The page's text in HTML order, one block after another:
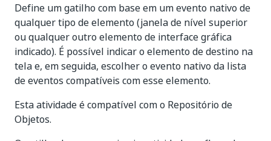
Define um gatilho com base em um evento nativo de
qualquer tipo de elemento (janela de nível superior
ou qualquer outro elemento de interface gráfica
indicado). É possível indicar o elemento de destino na
tela e, em seguida, escolher o evento nativo da lista
de eventos compatíveis com esse elemento.
Esta atividade é compatível com o Repositório de
Objetos.